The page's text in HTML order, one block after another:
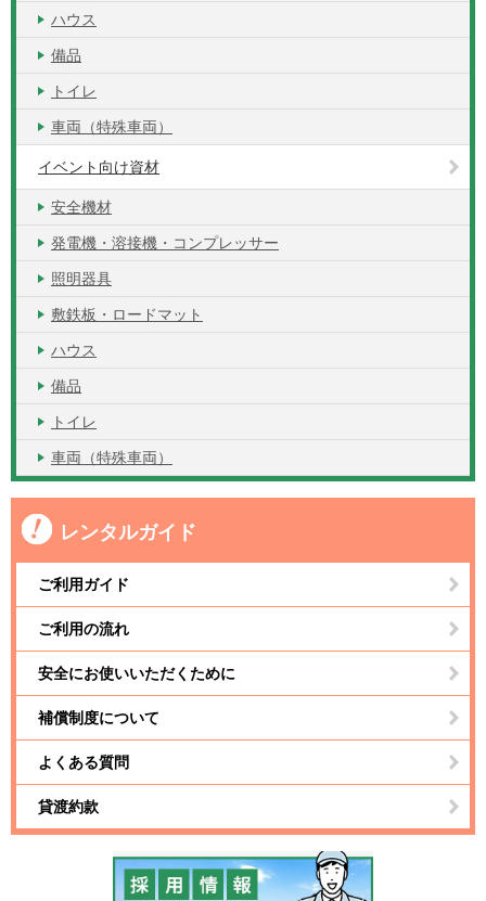
ハウス
備品
トイレ
車両（特殊車両）
イベント向け資材
安全機材
発電機・溶接機・コンプレッサー
照明器具
敷鉄板・ロードマット
ハウス
備品
トイレ
車両（特殊車両）
レンタルガイド
ご利用ガイド
ご利用の流れ
安全にお使いいただくために
補償制度について
よくある質問
貸渡約款